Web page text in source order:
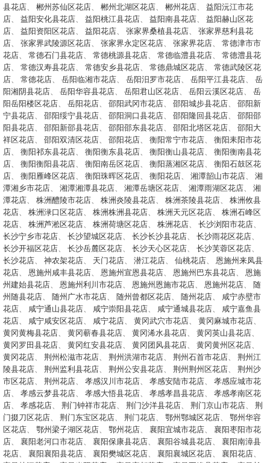
县花店、 郴州苏仙区花店、 郴州北湖区花店、 郴州花店、 益阳沅江市花
店、 益阳安化县花店、 益阳桃江县花店、 益阳南县花店、 益阳赫山区花
店、 益阳资阳区花店、 益阳花店、 张家界桑植县花店、 张家界慈利县花
店、 张家界武陵源区花店、 张家界永定区花店、 张家界花店、 常德津市市
花店、 常德石门县花店、 常德桃源县花店、 常德临澧县花店、 常德澧县花
店、 常德汉寿县花店、 常德安乡县花店、 常德鼎城区花店、 常德武陵区花
店、 常德花店、 岳阳临湘市花店、 岳阳汨罗市花店、 岳阳平江县花店、 岳
阳湘阴县花店、 岳阳华容县花店、 岳阳君山区花店、 岳阳云溪区花店、 岳
阳岳阳楼区花店、 岳阳花店、 邵阳武冈市花店、 邵阳城步县花店、 邵阳新
宁县花店、 邵阳绥宁县花店、 邵阳洞口县花店、 邵阳隆回县花店、 邵阳邵
阳县花店、 邵阳新邵县花店、 邵阳邵东县花店、 邵阳北塔区花店、 邵阳大
祥区花店、 邵阳双清区花店、 邵阳花店、 衡阳常宁市花店、 衡阳耒阳市花
店、 衡阳祁东县花店、 衡阳衡东县花店、 衡阳衡山县花店、 衡阳衡南县花
店、 衡阳衡阳县花店、 衡阳南岳区花店、 衡阳蒸湘区花店、 衡阳石鼓区花
店、 衡阳雁峰区花店、 衡阳珠晖区花店、 衡阳花店、 湘潭韶山市花店、 湘
潭湘乡市花店、 湘潭湘潭县花店、 湘潭岳塘区花店、 湘潭雨湖区花店、 湘
潭花店、 株洲醴陵市花店、 株洲炎陵县花店、 株洲茶陵县花店、 株洲攸县
花店、 株洲渌口区花店、 株洲株洲县花店、 株洲天元区花店、 株洲石峰区
花店、 株洲芦淞区花店、 株洲荷塘区花店、 株洲花店、 长沙浏阳市花店、
长沙宁乡市花店、 长沙望城区花店、 长沙长沙县花店、 长沙雨花区花店、
长沙开福区花店、 长沙岳麓区花店、 长沙天心区花店、 长沙芙蓉区花店、
长沙花店、 神农架花店、 天门花店、 潜江花店、 仙桃花店、 恩施州来凤县
花店、 恩施州咸丰县花店、 恩施州宣恩县花店、 恩施州巴东县花店、 恩施
州建始县花店、 恩施州利川市花店、 恩施州恩施市花店、 恩施州花店、 随
州随县花店、 随州广水市花店、 随州曾都区花店、 随州花店、 咸宁赤壁市
花店、 咸宁通山县花店、 咸宁崇阳县花店、 咸宁通城县花店、 咸宁嘉鱼县
花店、 咸宁咸安区花店、 咸宁花店、 黄冈武穴市花店、 黄冈麻城市花店、
黄冈黄梅县花店、 黄冈蕲春县花店、 黄冈浠水县花店、 黄冈英山县花店、
黄冈罗田县花店、 黄冈红安县花店、 黄冈团风县花店、 黄冈黄州区花店、
黄冈花店、 荆州松滋市花店、 荆州洪湖市花店、 荆州石首市花店、 荆州江
陵县花店、 荆州监利县花店、 荆州公安县花店、 荆州荆州区花店、 荆州沙
市区花店、 荆州花店、 孝感汉川市花店、 孝感安陆市花店、 孝感应城市花
店、 孝感云梦县花店、 孝感大悟县花店、 孝感孝昌县花店、 孝感孝南区花
店、 孝感花店、 荆门钟祥市花店、 荆门沙洋县花店、 荆门京山市花店、 荆
门掇刀区花店、 荆门东宝区花店、 荆门花店、 鄂州鄂城区花店、 鄂州华容
区花店、 鄂州梁子湖区花店、 鄂州花店、 襄阳宜城市花店、 襄阳枣阳市花
店、 襄阳老河口市花店、 襄阳保康县花店、 襄阳谷城县花店、 襄阳南漳县
花店、 襄阳襄阳县花店、 襄阳樊城区花店、 襄阳襄城区花店、 襄阳花店、